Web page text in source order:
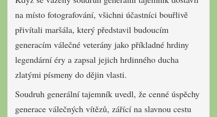
na místo fotografování, všichni účastníci bouřlivě
přivítali maršála, který představil budoucím
generacím válečné veterány jako příkladné hrdiny
legendární éry a zapsal jejich hrdinného ducha
zlatými písmeny do dějin vlasti.
Soudruh generální tajemník uvedl, že cenné úspěchy
generace válečných vítězů, zářící na slavnou cestu